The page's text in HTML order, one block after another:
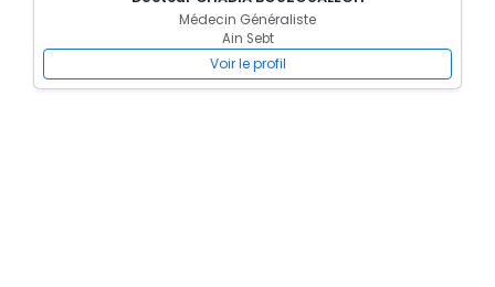
Médecin Généraliste
Ain Sebt
Voir le profil